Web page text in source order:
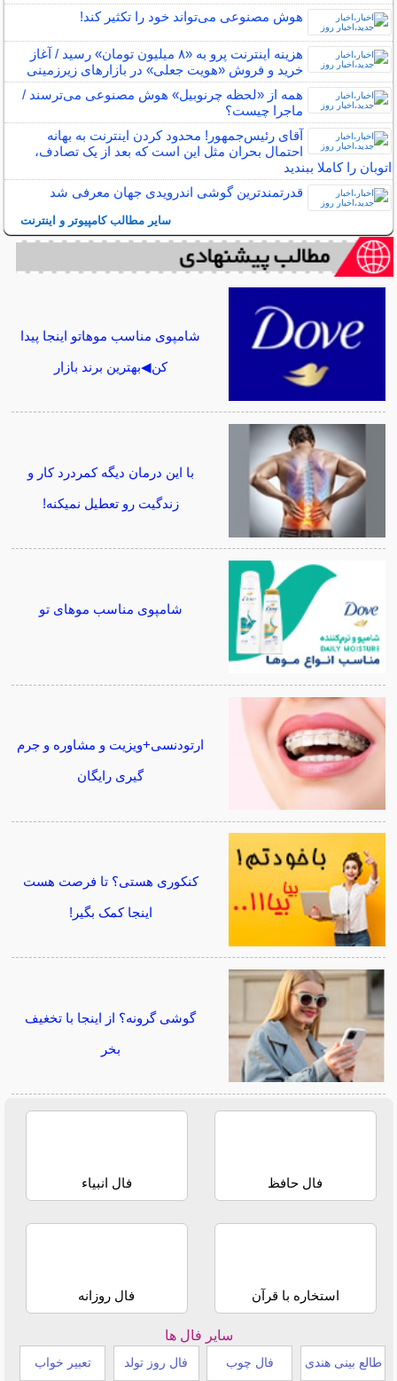
هوش مصنوعی می‌تواند خود را تکثیر کند!
هزینه اینترنت پرو به «۸ میلیون تومان» رسید / آغاز
خرید و فروش «هویت جعلی» در بازارهای زیرزمینی
همه از «لحظه چرنوبیل» هوش مصنوعی می‌ترسند /
ماجرا چیست؟
آقای رئیس‌جمهور! محدود کردن اینترنت به بهانه
احتمال بحران مثل این است که بعد از یک تصادف،
اتوبان را کاملا ببندید
قدرتمندترین گوشی اندرویدی جهان معرفی شد
سایر مطالب کامپیوتر و اینترنت
شامپوی مناسب موهاتو اینجا پیدا
کن◀بهترین برند بازار
با این درمان دیگه کمردرد کار و
زندگیت رو تعطیل نمیکنه!
شامپوی مناسب موهای تو
ارتودنسی+ویزیت و مشاوره و جرم
گیری رایگان
کنکوری هستی؟ تا فرصت هست
اینجا کمک بگیر!
گوشی گرونه؟ از اینجا با تخغیف
بخر
فال حافظ فال انبیاء
استخاره با قرآن فال روزانه
سایر فال ها
طالع بینی هندی فال چوب فال روز تولد تعبیر خواب